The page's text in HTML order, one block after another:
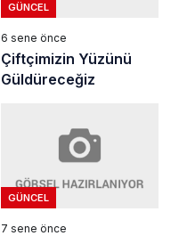
GÜNCEL
6 sene önce
Çiftçimizin Yüzünü
Güldüreceğiz
GÜNCEL
7 sene önce